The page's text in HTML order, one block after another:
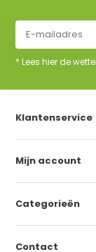
* Lees hier de
Klantenservice
Mijn account
Categorieën
Contact